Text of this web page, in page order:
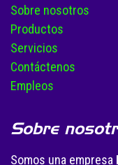
Sobre nosotros
Productos
Servicios
Contáctenos
Empleos
Sobre
Somos una empresa